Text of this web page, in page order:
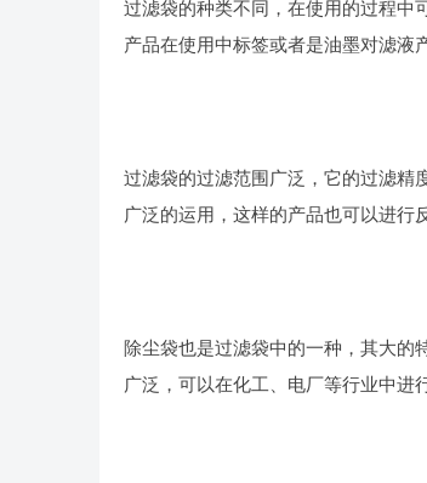
过滤袋的种类不同，在使用的过程中
产品在使用中标签或者是油墨对滤液
过滤袋的过滤范围广泛，它的过滤精
广泛的运用，这样的产品也可以进行
除尘袋也是过滤袋中的一种，其大的
广泛，可以在化工、电厂等行业中进